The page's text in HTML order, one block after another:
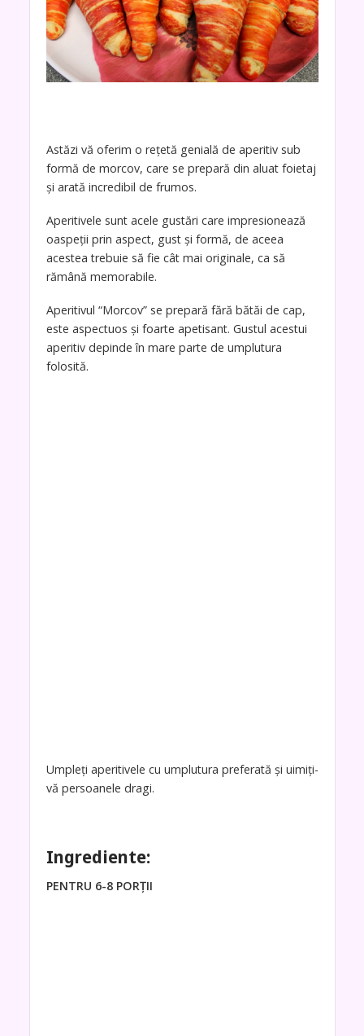
Astăzi vă oferim o rețetă genială de aperitiv sub
formă de morcov, care se prepară din aluat foietaj
și arată incredibil de frumos.
Aperitivele sunt acele gustări care impresionează
oaspeții prin aspect, gust și formă, de aceea
acestea trebuie să fie cât mai originale, ca să
rămână memorabile.
Aperitivul “Morcov” se prepară fără bătăi de cap,
este aspectuos și foarte apetisant. Gustul acestui
aperitiv depinde în mare parte de umplutura
folosită.
Umpleți aperitivele cu umplutura preferată și uimiți-
vă persoanele dragi.
Ingrediente:
PENTRU 6-8 PORȚII